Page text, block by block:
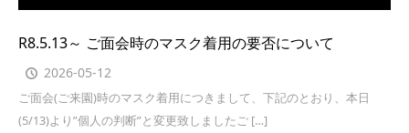
R8.5.13～ ご面会時のマスク着用の要否について
2026-05-12
ご面会(ご来園)時のマスク着用につきまして、下記のとおり、本日
(5/13)より”個人の判断”と変更致しましたご […]